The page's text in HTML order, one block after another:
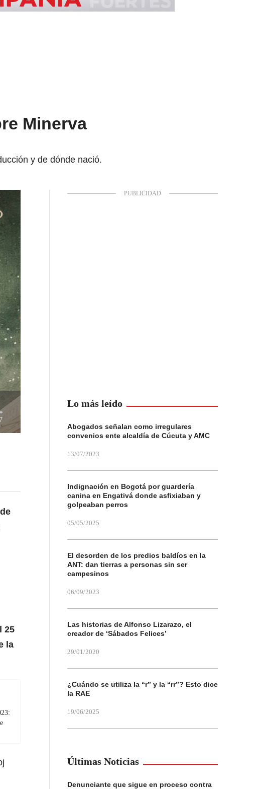
Minerva
y de dónde nació.
25
la
Lo más leído
Abogados señalan como irregulares
convenios ente alcaldía de Cúcuta y AMC
13/07/2023
Indignación en Bogotá por guardería
canina en Engativá donde asfixiaban y
golpeaban perros
05/05/2025
El desorden de los predios baldíos en la
ANT: dan tierras a personas sin ser
campesinos
06/09/2023
Las historias de Alfonso Lizarazo, el
creador de ‘Sábados Felices’
29/01/2020
¿Cuándo se utiliza la “r” y la “rr”? Esto dice
la RAE
19/06/2025
Últimas Noticias
Denunciante que sigue en proceso contra